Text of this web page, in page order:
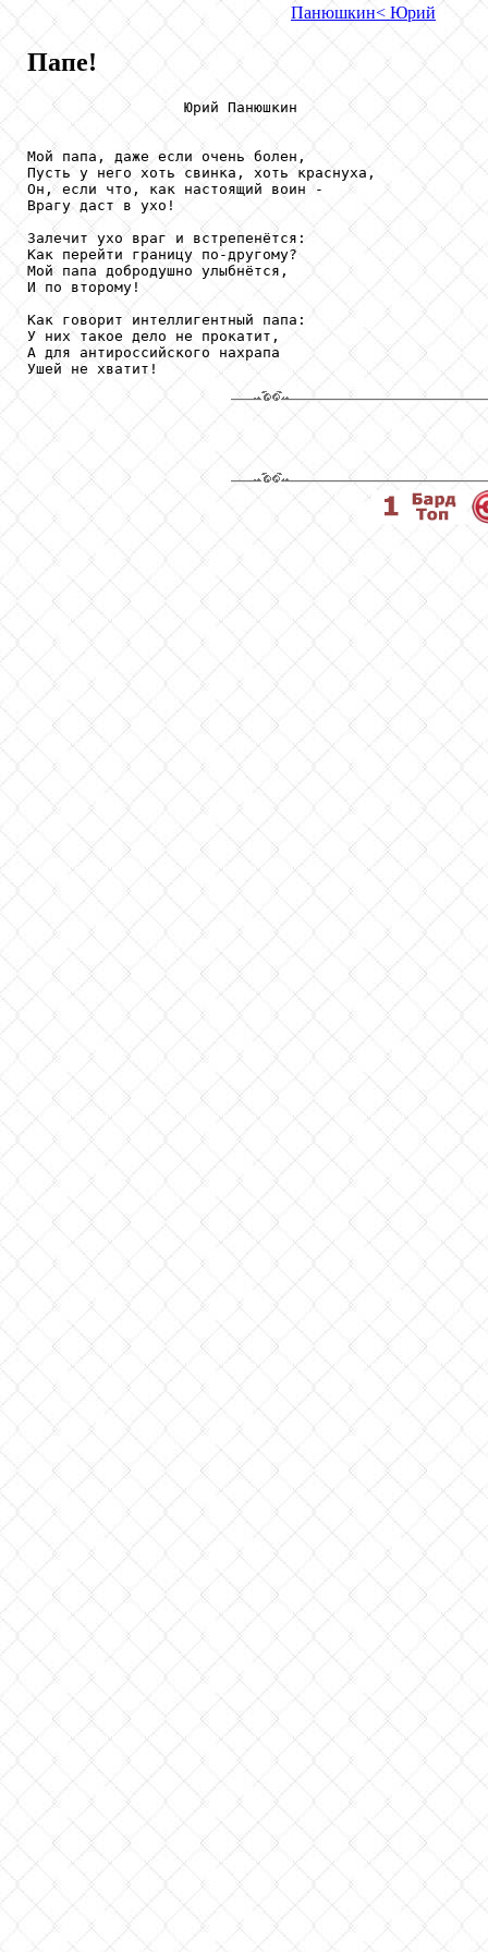
Панюшкин< Юрий
Папе!
                  Юрий Панюшкин
Мой папа, даже если очень болен,
Пусть у него хоть свинка, хоть краснуха,
Он, если что, как настоящий воин -
Врагу даст в ухо!
Залечит ухо враг и встрепенётся:
Как перейти границу по-другому?
Мой папа добродушно улыбнётся,
И по второму!
Как говорит интеллигентный папа:
У них такое дело не прокатит,
А для антироссийского нахрапа